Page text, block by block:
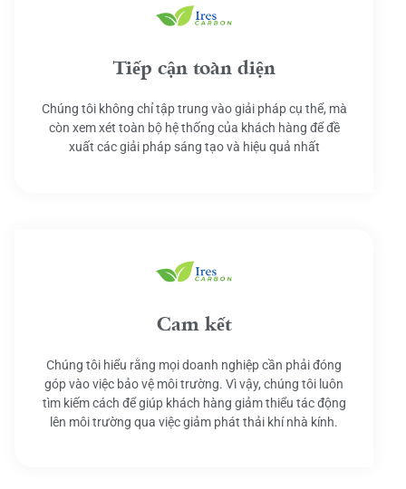
Tiếp cận toàn diện
Chúng tôi không chỉ tập trung vào giải pháp cụ thể, mà
còn xem xét toàn bộ hệ thống của khách hàng để đề
xuất các giải pháp sáng tạo và hiệu quả nhất
Cam kết
Chúng tôi hiểu rằng mọi doanh nghiệp cần phải đóng
góp vào việc bảo vệ môi trường. Vì vậy, chúng tôi luôn
tìm kiếm cách để giúp khách hàng giảm thiểu tác động
lên môi trường qua việc giảm phát thải khí nhà kính.